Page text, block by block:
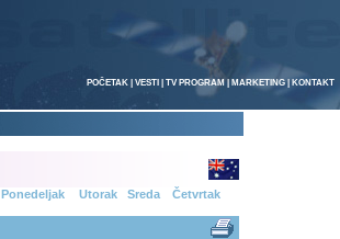
POČETAK| VESTI TV PROGRAM MARKETING| KONTAKT
Ponedeljak Utorak Sreda
Četvrtak